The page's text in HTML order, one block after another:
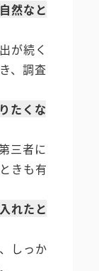
然なと
が続く
、調査
たくな
三者に
きも有
れたと
しっか